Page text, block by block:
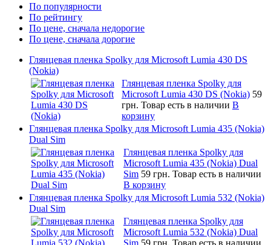
По популярности
По рейтингу
По цене, сначала недорогие
По цене, сначала дорогие
Глянцевая пленка Spolky для Microsoft Lumia 430 DS
(Nokia)
Глянцевая пленка Spolky для
Microsoft Lumia 430 DS (Nokia) 59
грн. Товар есть в наличии В
корзину
Глянцевая пленка Spolky для Microsoft Lumia 435 (Nokia)
Dual Sim
Глянцевая пленка Spolky для
Microsoft Lumia 435 (Nokia) Dual
Sim 59 грн. Товар есть в наличии
В корзину
Глянцевая пленка Spolky для Microsoft Lumia 532 (Nokia)
Dual Sim
Глянцевая пленка Spolky для
Microsoft Lumia 532 (Nokia) Dual
Sim 59 грн. Товар есть в наличии